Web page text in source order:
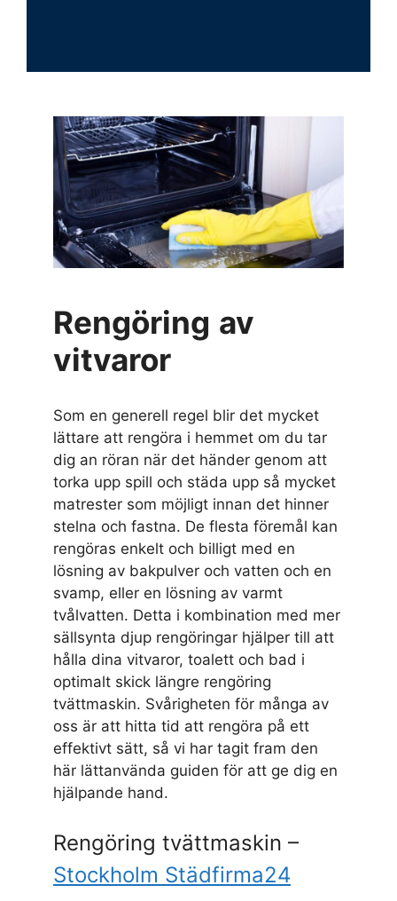
Rengöring av
vitvaror
Som en generell regel blir det mycket
lättare att rengöra i hemmet om du tar
dig an röran när det händer genom att
torka upp spill och städa upp så mycket
matrester som möjligt innan det hinner
stelna och fastna. De flesta föremål kan
rengöras enkelt och billigt med en
lösning av bakpulver och vatten och en
svamp, eller en lösning av varmt
tvålvatten. Detta i kombination med mer
sällsynta djup rengöringar hjälper till att
hålla dina vitvaror, toalett och bad i
optimalt skick längre rengöring
tvättmaskin. Svårigheten för många av
oss är att hitta tid att rengöra på ett
effektivt sätt, så vi har tagit fram den
här lättanvända guiden för att ge dig en
hjälpande hand.
Rengöring tvättmaskin –
Stockholm Städfirma24